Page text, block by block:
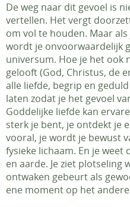
De weg naar dit gevoel is
vertellen. Het vergt
om vol te houden. Maar
wordt je onvoorwaardelijk
universum. Hoe je het ook
gelooft (God, Christus, de
alle liefde, begrip en
laten zodat je het gevoel
Goddelijke liefde kan
sterk je bent, je ontdekt je
vooral, je wordt je bewust
fysieke lichaam. En je
en aarde. Je ziet plotseling
ontwaken gebeurt als
ene moment op het